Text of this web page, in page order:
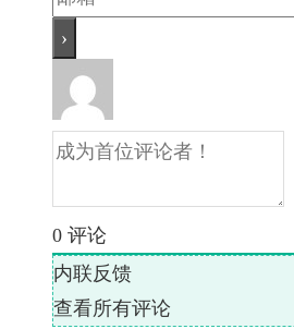
0 评论
内联反馈
查看所有评论